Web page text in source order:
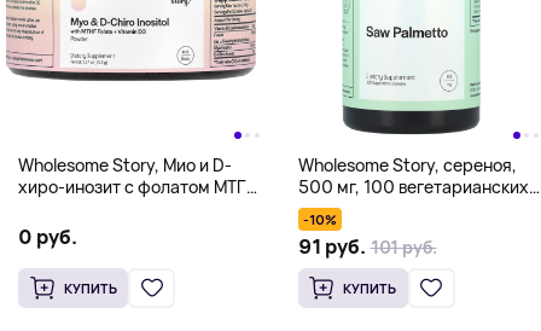
Wholesome Story, Мио и D-
хиро-инозит с фолатом МТГФ
61,5 г (2,17 унции)
0 руб.
КУПИТЬ
Wholesome Story, сереноя,
500 мг, 100 вегетарианских
капсул
-10%
91 руб. 101 руб.
КУПИТЬ